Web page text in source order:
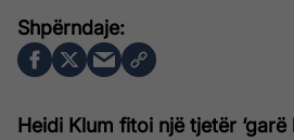
Heidi Klum fitoi një tjetër